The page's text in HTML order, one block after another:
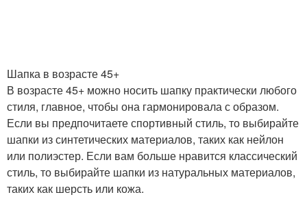
Шапка в возрасте 45+
В возрасте 45+ можно носить шапку практически любого
стиля, главное, чтобы она гармонировала с образом.
Если вы предпочитаете спортивный стиль, то выбирайте
шапки из синтетических материалов, таких как нейлон
или полиэстер. Если вам больше нравится классический
стиль, то выбирайте шапки из натуральных материалов,
таких как шерсть или кожа.